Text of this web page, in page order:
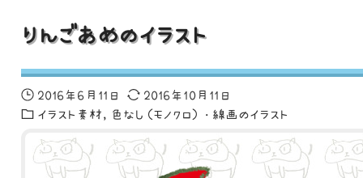
りんごあめのイラスト
2016年6月11日
2016年10月11日
イラスト素材
色なし（モノクロ）・線画のイラスト